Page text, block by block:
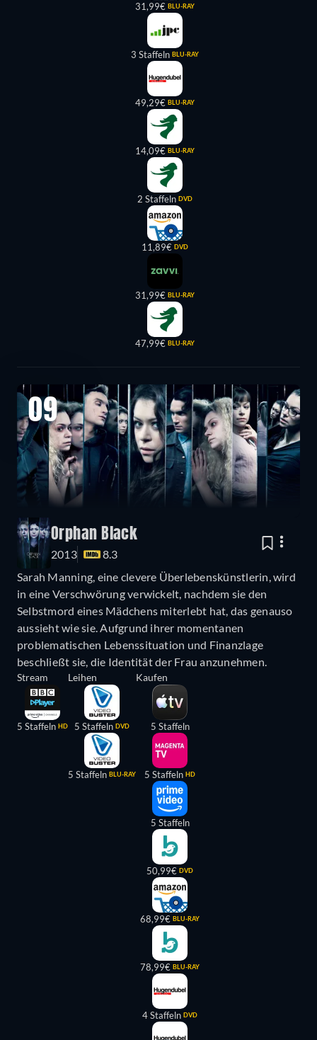
31,99€ BLU-RAY
3 Staffeln BLU-RAY
49,29€ BLU-RAY
14,09€ BLU-RAY
2 Staffeln DVD
11,89€ DVD
31,99€ BLU-RAY
47,99€ BLU-RAY
09
Orphan Black
2013
8.3
Sarah Manning, eine clevere Überlebenskünstlerin, wird
in eine Verschwörung verwickelt, nachdem sie den
Selbstmord eines Mädchens miterlebt hat, das genauso
aussieht wie sie. Aufgrund ihrer momentanen
problematischen Lebenssituation und Finanzlage
beschließt sie, die Identität der Frau anzunehmen.
Stream
5 Staffeln HD
Leihen
5 Staffeln DVD
5 Staffeln BLU-RAY
Kaufen
5 Staffeln
5 Staffeln HD
5 Staffeln
50,99€ DVD
68,99€ BLU-RAY
78,99€ BLU-RAY
4 Staffeln DVD